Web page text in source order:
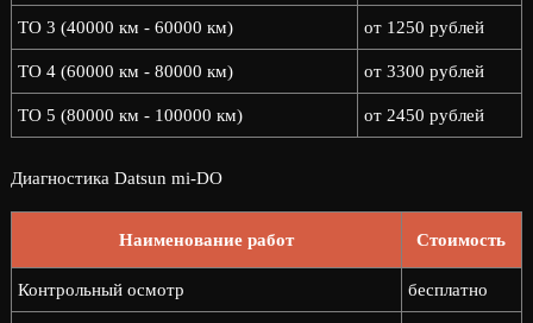
ТО 3 (40000 км - 60000 км) от 1250 рублей
ТО 4 (60000 км - 80000 км) от 3300 рублей
ТО 5 (80000 км - 100000 км) от 2450 рублей
Диагностика Datsun mi-DO
Наименование работ Стоимость
Контрольный осмотр бесплатно